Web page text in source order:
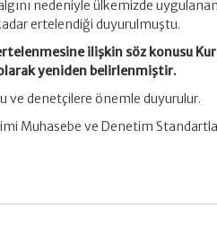
nedeniyle ülkemizde
ertelendiği duyurulmuştu.
ilişkin söz konusu
yeniden belirlenmiştir.
ve denetçilere önemle duyurulur.
Muhasebe ve Denetim